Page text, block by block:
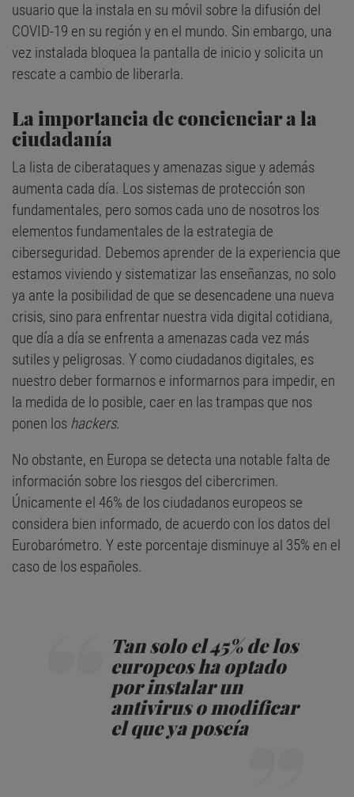
usuario que la instala en su móvil sobre la difusión del
COVID-19 en su región y en el mundo. Sin embargo, una
vez instalada bloquea la pantalla de inicio y solicita un
rescate a cambio de liberarla.
La importancia de concienciar a la
ciudadanía
La lista de ciberataques y amenazas sigue y además
aumenta cada día. Los sistemas de protección son
fundamentales, pero somos cada uno de nosotros los
elementos fundamentales de la estrategia de
ciberseguridad. Debemos aprender de la experiencia que
estamos viviendo y sistematizar las enseñanzas, no solo
ya ante la posibilidad de que se desencadene una nueva
crisis, sino para enfrentar nuestra vida digital cotidiana,
que día a día se enfrenta a amenazas cada vez más
sutiles y peligrosas. Y como ciudadanos digitales, es
nuestro deber formarnos e informarnos para impedir, en
la medida de lo posible, caer en las trampas que nos
ponen los hackers.
No obstante, en Europa se detecta una notable falta de
información sobre los riesgos del cibercrimen.
Únicamente el 46% de los ciudadanos europeos se
considera bien informado, de acuerdo con los datos del
Eurobarómetro. Y este porcentaje disminuye al 35% en el
caso de los españoles.
Tan solo el 45% de los
europeos ha optado
por instalar un
antivirus o modificar
el que ya poseía